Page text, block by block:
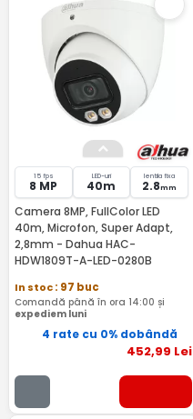
15 fps
8 MP
LED-uri
40m
lentila fixa
2.8mm
Camera 8MP, FullColor LED
40m, Microfon, Super Adapt,
2,8mm - Dahua HAC-
HDW1809T-A-LED-0280B
In stoc: 97 buc
Comandă până în ora 14:00 și
expediem luni
4 rate cu 0% dobândă
452,99 Lei